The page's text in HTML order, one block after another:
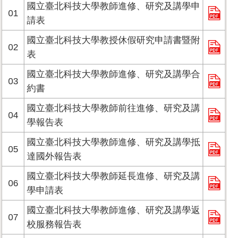
01
國立臺北科技大學教師進修、研究及講學申
請表
02
國立臺北科技大學教授休假研究申請書暨附
表
03
國立臺北科技大學教師進修、研究及講學合
約書
04
國立臺北科技大學教師前往進修、研究及講
學報告表
05
國立臺北科技大學教師進修、研究及講學抵
達國外報告表
06
國立臺北科技大學教師延長進修、研究及講
學申請表
07
國立臺北科技大學教師進修、研究及講學返
校服務報告表